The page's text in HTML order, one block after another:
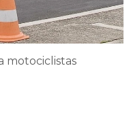
motociclistas